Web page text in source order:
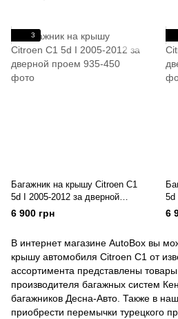
3
Багажник на крышу Citroen C1
5d I 2005-2012 за дверной
проем
6 900 грн
5d
6
В интернет магазине AutoBox вы
крышу автомобиля Citroen C1 от
ассортимента представлены товары
производителя багажных систем
багажников Десна-Авто. Также в
приобрести перемычки турецкого